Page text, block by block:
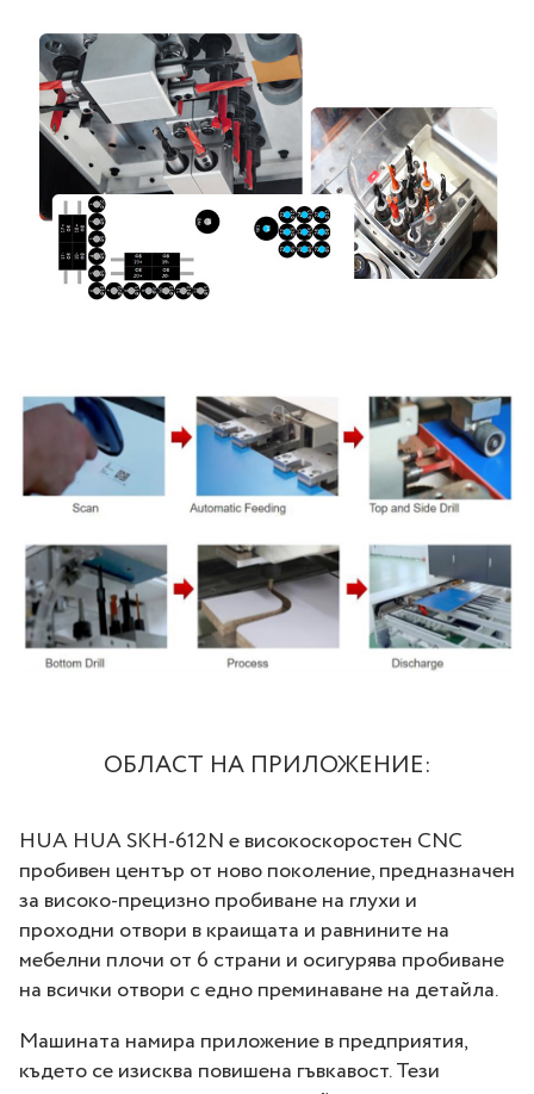
ОБЛАСТ НА ПРИЛОЖЕНИЕ:
HUA HUA SKH-612N е високоскоростен CNC
пробивен център от ново поколение, предназначен
за високо-прецизно пробиване на глухи и
проходни отвори в краищата и равнините на
мебелни плочи от 6 страни и осигурява пробиване
на всички отвори с едно преминаване на детайла.
Машината намира приложение в предприятия,
където се изисква повишена гъвкавост. Тези